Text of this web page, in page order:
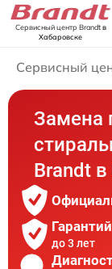
Сервисный центр Brandtв
Хабаровске
Сервисный
Замена
Brandt
до 3 лет